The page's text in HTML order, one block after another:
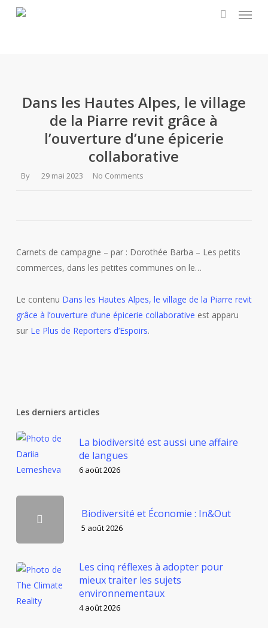
Menu
Dans les Hautes Alpes, le village
de la Piarre revit grâce à
l’ouverture d’une épicerie
collaborative
By 29 mai 2023 No Comments
Carnets de campagne – par : Dorothée Barba – Les petits
commerces, dans les petites communes on le…
Le contenu Dans les Hautes Alpes, le village de la Piarre revit
grâce à l’ouverture d’une épicerie collaborative est apparu
sur Le Plus de Reporters d’Espoirs.
Les derniers articles
La biodiversité est aussi une affaire
de langues
6 août 2026
Biodiversité et Économie : In&Out
5 août 2026
Les cinq réflexes à adopter pour
mieux traiter les sujets
environnementaux
4 août 2026